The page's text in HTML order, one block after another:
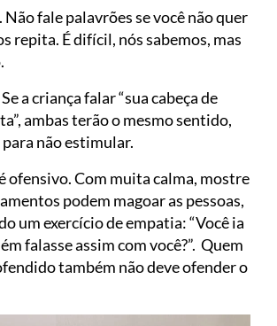
Não fale palavrões se você não quer
repita. É difícil, nós sabemos, mas
a criança falar “sua cabeça de
ambas terão o mesmo sentido,
não estimular.
ofensivo. Com muita calma, mostre
podem magoar as pessoas,
um exercício de empatia: “Você ia
falasse assim com você?”. Quem
também não deve ofender o